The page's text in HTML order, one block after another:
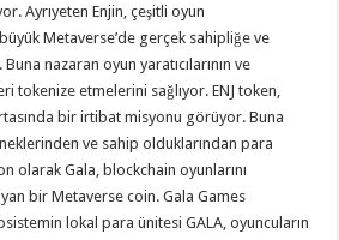
Ayrıyeten Enjin, çeşitli oyun
Metaverse’de gerçek sahipliğe ve
nazaran oyun yaratıcılarının ve
tokenize etmelerini sağlıyor. ENJ token,
bir irtibat misyonu görüyor. Buna
ve sahip olduklarından para
olarak Gala, blockchain oyunlarını
bir Metaverse coin. Gala Games
lokal para ünitesi GALA, oyuncuların